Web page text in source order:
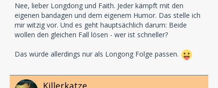
Nee, lieber Longdong und Faith. Jeder kämpft mit den
eigenen bandagen und dem eigenem Humor. Das stelle ich
mir witzig vor. Und es geht hauptsächlich darum: Beide
wollen den gleichen Fall lösen - wer ist schneller?
Das würde allerdings nur als Longong Folge passen.
Killerkatze